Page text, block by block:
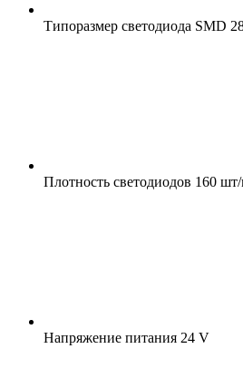
Типоразмер светодиода SMD
Плотность светодиодов 160
Напряжение питания 24 V